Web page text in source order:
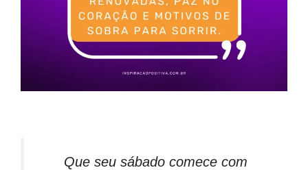
Que seu sábado comece com